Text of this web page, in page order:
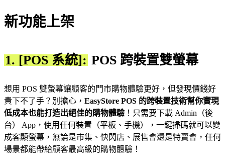
新功能上架
1. [POS 系統]: POS 跨裝置雙螢幕
想用 POS 雙螢幕讓顧客的門市購物體驗更好，但發現價錢好
貴下不了手？別擔心， EasyStore POS 的跨裝置技術幫你實現
低成本也能打造出絕佳的購物體驗 ！只需要下載 Admin（後
台） App，使用任何裝置（平板、手機），一鍵掃碼就可以變
成客顯螢幕，無論是市集、快閃店、展售會還是特賣會，任何
場景都能帶給顧客最高級的購物體驗！